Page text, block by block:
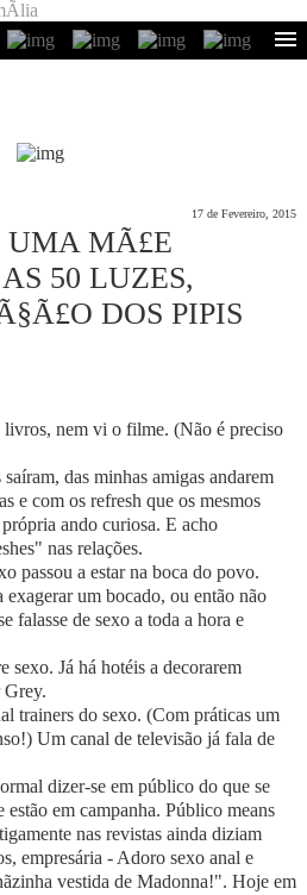
17 de Fevereiro, 2015
UMA MÃ£E
50 LUZES,
DOS PIPIS
livros, nem vi o filme. (Não é preciso
das minhas amigas andarem
e com os refresh que os mesmos
ando curiosa. E acho
nas relações.
passou a estar na boca do povo.
exagerar um bocado, ou então não
falasse de sexo a toda a hora e
sexo. Já há hotéis a decorarem
Grey.
trainers do sexo. (Com práticas um
Um canal de televisão já fala de
dizer-se em público do que se
estão em campanha. Público means
nas revistas ainda diziam
empresária - Adoro sexo anal e
vestida de Madonna!". Hoje em